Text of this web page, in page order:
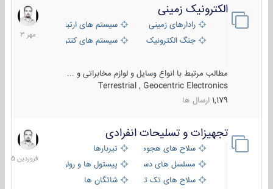
الکترونیک زمینی
رادارهای زمینی
سیستم های ارتباطی و جمع آوری
جنگ الکترونیک
سیستم های کنترل آتش و تجهیزات
مطالب مرتبط با انواع وسایل و لوازم مخابراتی و ...
Terrestrial , Geocentric Electronics
1,179 ارسال ها
1
مهر
1403
تجهیزات و تسلیحات انفرادی
سلاح های هجومی
تیربارها
مسلسل های دستی
پیستول ها و رولورها
سلاح های تک تیر اندازیشاتگان ها
17
فروردین
1405